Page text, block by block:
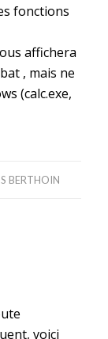
fonctions
affichera
, mais ne
(calc.exe,
BERTHOIN
voici